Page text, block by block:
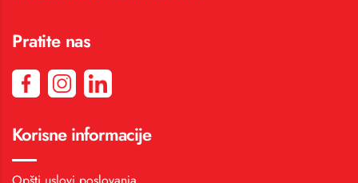
Pratite nas
Korisne informacije